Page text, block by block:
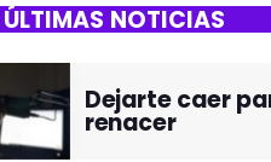
ÚLTIMAS NOTICIAS
Dejarte caer
renacer